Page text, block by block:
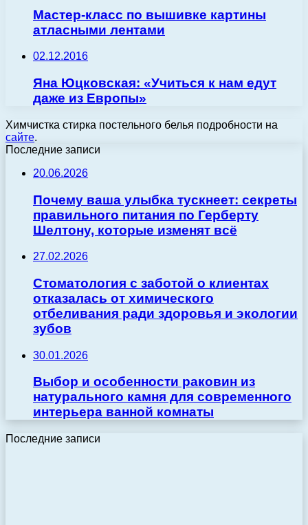
Мастер-класс по вышивке картины
атласными лентами
02.12.2016
Яна Юцковская: «Учиться к нам едут
даже из Европы»
Химчистка стирка постельного белья подробности на
сайте.
Последние записи
20.06.2026
Почему ваша улыбка тускнеет: секреты
правильного питания по Герберту
Шелтону, которые изменят всё
27.02.2026
Стоматология с заботой о клиентах
отказалась от химического
отбеливания ради здоровья и экологии
зубов
30.01.2026
Выбор и особенности раковин из
натурального камня для современного
интерьера ванной комнаты
Последние записи